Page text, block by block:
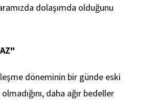
dolaşımda olduğunu
döneminin bir günde eski
daha ağır bedeller